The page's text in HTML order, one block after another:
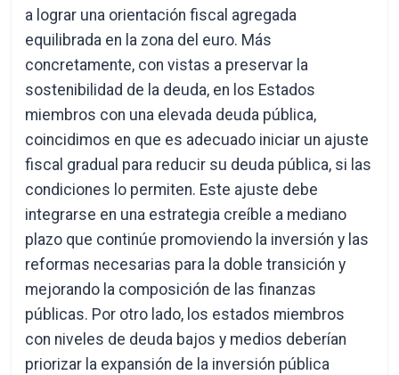
a lograr una orientación fiscal agregada
equilibrada en la zona del euro. Más
concretamente, con vistas a preservar la
sostenibilidad de la deuda, en los Estados
miembros con una elevada deuda pública,
coincidimos en que es adecuado iniciar un ajuste
fiscal gradual para reducir su deuda pública, si las
condiciones lo permiten. Este ajuste debe
integrarse en una estrategia creíble a mediano
plazo que continúe promoviendo la inversión y las
reformas necesarias para la doble transición y
mejorando la composición de las finanzas
públicas. Por otro lado, los estados miembros
con niveles de deuda bajos y medios deberían
priorizar la expansión de la inversión pública